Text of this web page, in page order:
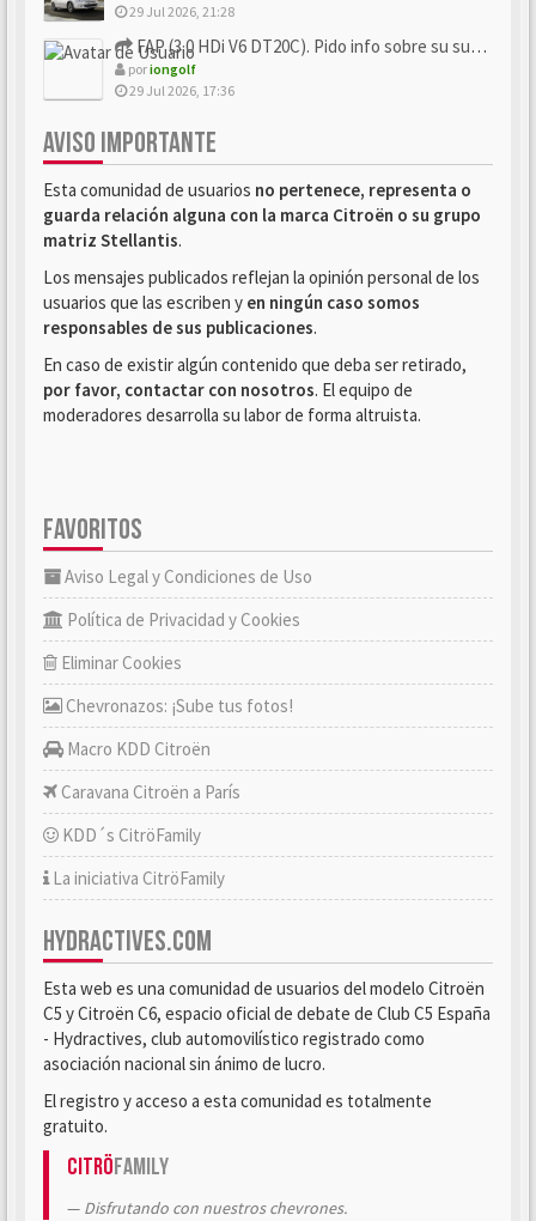
29 Jul 2026, 21:28
FAP (3.0 HDi V6 DT20C). Pido info sobre su sustitución
poriongolf
29 Jul 2026, 17:36
AVISO IMPORTANTE
Esta comunidad de usuarios no pertenece, representa o
guarda relación alguna con la marca Citroën o su grupo
matriz Stellantis.
Los mensajes publicados reflejan la opinión personal de los
usuarios que las escriben y en ningún caso somos
responsables de sus publicaciones.
En caso de existir algún contenido que deba ser retirado,
por favor, contactar con nosotros. El equipo de
moderadores desarrolla su labor de forma altruista.
FAVORITOS
Aviso Legal y Condiciones de Uso
Política de Privacidad y Cookies
Eliminar Cookies
Chevronazos: ¡Sube tus fotos!
Macro KDD Citroën
Caravana Citroën a París
KDD´s CitröFamily
La iniciativa CitröFamily
HYDRACTIVES.COM
Esta web es una comunidad de usuarios del modelo Citroën
C5 y Citroën C6, espacio oficial de debate de Club C5 España
- Hydractives, club automovilístico registrado como
asociación nacional sin ánimo de lucro.
El registro y acceso a esta comunidad es totalmente
gratuito.
CitröFamily
Disfrutando con nuestros chevrones.